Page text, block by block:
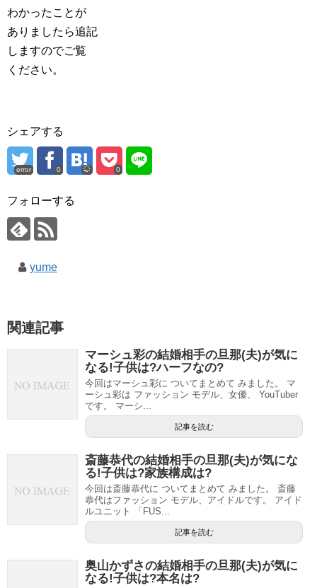
わかったことが
ありましたら追記
しますのでご覧
ください。
シェアする
error 0 0
フォローする
yume
関連記事
マーシュ彩の結婚相手の旦那(夫)が気に
なる!子供は?ハーフなの?
今回はマーシュ彩に ついてまとめて みました。 マ
ーシュ彩は ファッション モデル、女優、 YouTuber
です。 マーシ...
記事を読む
斎藤恭代の結婚相手の旦那(夫)が気にな
る!子供は?家族構成は?
今回は斎藤恭代に ついてまとめて みました。 斎藤
恭代はファッション モデル、アイドルです。 アイド
ルユニット 「FUS...
記事を読む
奥山かずさの結婚相手の旦那(夫)が気に
なる!子供は?本名は?